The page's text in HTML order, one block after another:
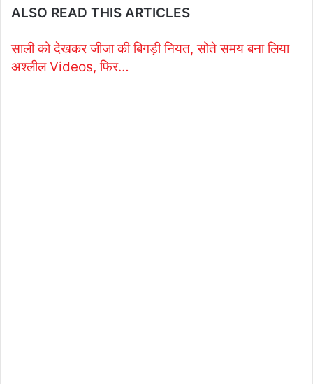
ALSO READ THIS ARTICLES
साली को देखकर जीजा की बिगड़ी नियत, सोते समय बना लिया
अश्लील Videos, फिर…